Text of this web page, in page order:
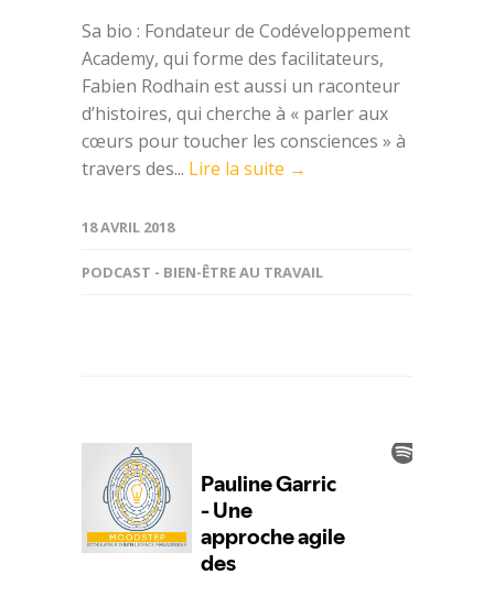
Sa bio : Fondateur de Codéveloppement
Academy, qui forme des facilitateurs,
Fabien Rodhain est aussi un raconteur
d’histoires, qui cherche à « parler aux
cœurs pour toucher les consciences » à
travers des... Lire la suite →
18 AVRIL 2018
PODCAST - BIEN-ÊTRE AU TRAVAIL